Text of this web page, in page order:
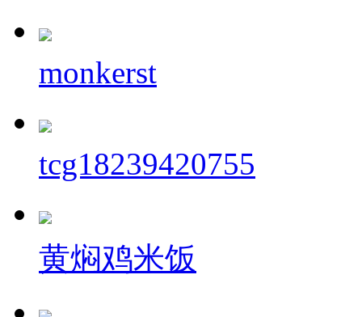
monkerst
tcg18239420755
黄焖鸡米饭